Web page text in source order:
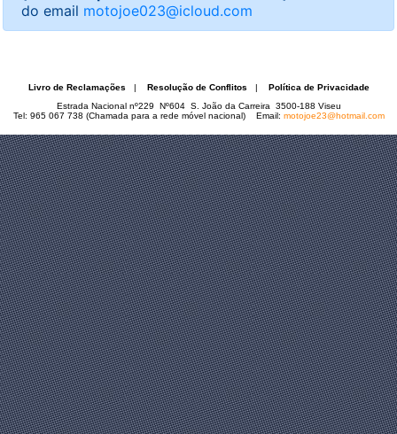
do email motojoe023@icloud.com
Livro de Reclamações | Resolução de Conflitos | Política de Privacidade
Estrada Nacional nº229 Nº604 S. João da Carreira 3500-188 Viseu
Tel: 965 067 738 (Chamada para a rede móvel nacional) Email: motojoe23@hotmail.com